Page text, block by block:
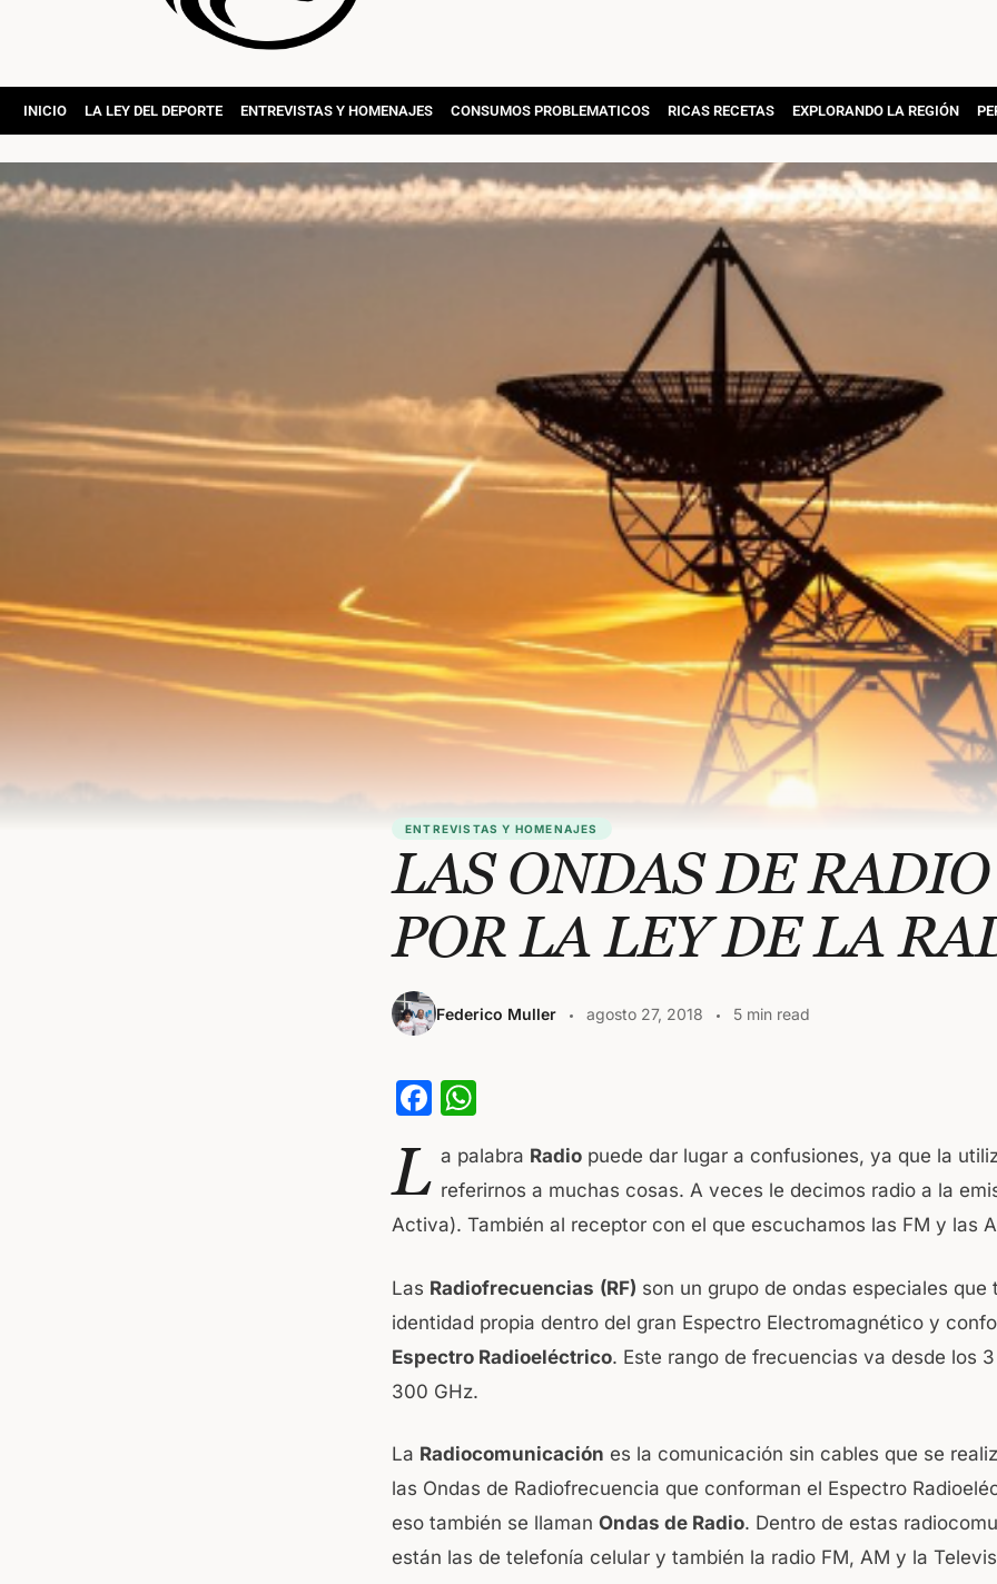
INICIO LA LEY DEL DEPORTE ENTREVISTAS Y HOMENAJES CONSUMOS PROBLEMATICOS RICAS RECETAS EXPLORANDO LA REGIÓN
ENTREVISTAS Y HOMENAJES
LAS ONDAS DE RADIO
POR LA LEY DE LA
Federico Muller agosto 27, 2018 5 min read
F
c
e
b
o
o
k
at
s
A
p
p
L a palabra Radio puede dar lugar a confusiones, ya que la
referirnos a muchas cosas. A veces le decimos radio a la
Activa). También al receptor con el que escuchamos las FM y las
Las Radiofrecuencias (RF) son un grupo de ondas especiales que
identidad propia dentro del gran Espectro Electromagnético y
Espectro Radioeléctrico. Este rango de frecuencias va desde los
300 GHz.
La Radiocomunicación es la comunicación sin cables que se
las Ondas de Radiofrecuencia que conforman el Espectro
eso también se llaman Ondas de Radio. Dentro de estas
están las de telefonía celular y también la radio FM, AM y la